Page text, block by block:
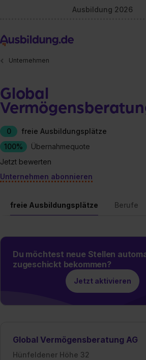
Ausbildung 2026
Unternehmen
Global
0
freie Ausbildungsplätze
100%
Übernahmequote
Jetzt bewerten
Unternehmen abonnieren
freie Ausbildungsplätze Berufe
Du möchtest neue Stellen
zugeschickt bekommen?
Jetzt aktivieren
Global Vermögensberatung AG
Hünfeldener Höhe 32